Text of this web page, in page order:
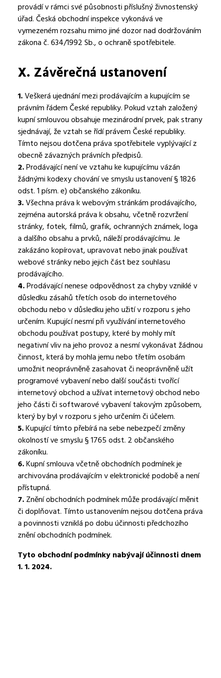
provádí v rámci své působnosti příslušný živnostenský
úřad. Česká obchodní inspekce vykonává ve
vymezeném rozsahu mimo jiné dozor nad dodržováním
zákona č. 634/1992 Sb., o ochraně spotřebitele.
X. Závěrečná ustanovení
1.Veškerá ujednání mezi prodávajícím a kupujícím se
právním řádem České republiky. Pokud vztah založený
kupní smlouvou obsahuje mezinárodní prvek, pak strany
sjednávají, že vztah se řídí právem České republiky.
Tímto nejsou dotčena práva spotřebitele vyplývající z
obecně závazných právních předpisů.
2.Prodávající není ve vztahu ke kupujícímu vázán
žádnými kodexy chování ve smyslu ustanovení § 1826
odst. 1 písm. e) občanského zákoníku.
3.Všechna práva k webovým stránkám prodávajícího,
zejména autorská práva k obsahu, včetně rozvržení
stránky, fotek, filmů, grafik, ochranných známek, loga
a dalšího obsahu a prvků, náleží prodávajícímu. Je
zakázáno kopírovat, upravovat nebo jinak používat
webové stránky nebo jejich část bez souhlasu
prodávajícího.
4.Prodávající nenese odpovědnost za chyby vzniklé v
důsledku zásahů třetích osob do internetového
obchodu nebo v důsledku jeho užití v rozporu s jeho
určením. Kupující nesmí při využívání internetového
obchodu používat postupy, které by mohly mít
negativní vliv na jeho provoz a nesmí vykonávat žádnou
činnost, která by mohla jemu nebo třetím osobám
umožnit neoprávněně zasahovat či neoprávněně užít
programové vybavení nebo další součásti tvořící
internetový obchod a užívat internetový obchod nebo
jeho části či softwarové vybavení takovým způsobem,
který by byl v rozporu s jeho určením či účelem.
5.Kupující tímto přebírá na sebe nebezpečí změny
okolností ve smyslu § 1765 odst. 2 občanského
zákoníku.
6.Kupní smlouva včetně obchodních podmínek je
archivována prodávajícím v elektronické podobě a není
přístupná.
7.Znění obchodních podmínek může prodávající měnit
či doplňovat. Tímto ustanovením nejsou dotčena práva
a povinnosti vzniklá po dobu účinnosti předchozího
znění obchodních podmínek.
Tyto obchodní podmínky nabývají účinnosti dnem
1. 1. 2024.